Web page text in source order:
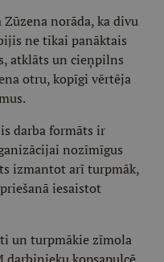
Zūzena norāda, ka divu
ne tikai panāktais
atklāts un cieņpilns
otru, kopīgi vērtēja
darba formāts ir
nozīmīgus
izmantot arī turpmāk,
iesaistot
un turpmākie zīmola